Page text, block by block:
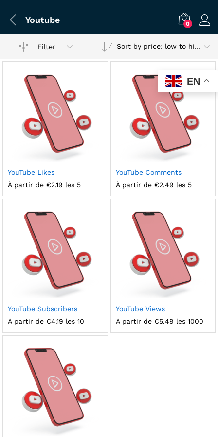
Youtube 0
Filter Sort by price: low to high
YouTube Likes
À partir de €2.19 les 5
YouTube Comments
À partir de €2.49 les 5
YouTube Subscribers
À partir de €4.19 les 10
YouTube Views
À partir de €5.49 les 1000
EN